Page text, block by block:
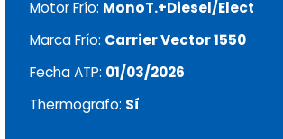
Motor Frío: MonoT.+Diesel/Elect
Marca Frío: Carrier Vector 1550
Fecha ATP: 01/03/2026
Thermografo: Sí